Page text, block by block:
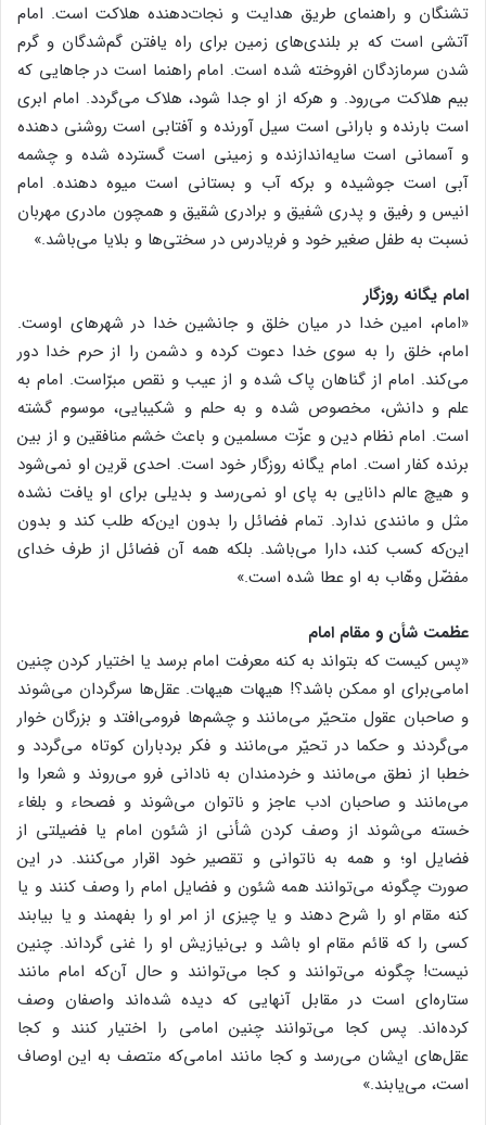
تشنگان و راهنمای طریق هدایت و نجات‌دهنده هلاکت است. امام
آتشی است که بر بلندی‌های زمین برای راه یافتن گم‌شدگان و گرم
شدن سرمازدگان افروخته شده است. امام راهنما است در جاهایی که
بیم هلاکت می‌رود. و هرکه از او جدا شود، هلاک می‌گردد. امام ابری
است بارنده و بارانی است سیل آورنده و آفتابی است روشنی دهنده
و آسمانی است سایه‌اندازنده و زمینی است گسترده شده و چشمه
آبی است جوشیده و برکه آب و بستانی است میوه دهنده. امام
انیس و رفیق و پدری شفیق و برادری شقیق و همچون مادری مهربان
نسبت به طفل صغیر خود و فریادرس در سختی‌ها و بلایا می‌باشد.»
امام یگانه روزگار
«امام، امین خدا در میان خلق و جانشین خدا در شهرهای اوست.
امام، خلق را به سوی خدا دعوت کرده و دشمن را از حرم خدا دور
می‌کند. امام از گناهان پاک شده و از عیب و نقص مبرّاست. امام به
علم و دانش، مخصوص شده و به حلم و شکیبایی، موسوم گشته
است. امام نظام دین و عزّت مسلمین و باعث خشم منافقین و از بین
برنده کفار است. امام یگانه روزگار خود است. احدی قرین او نمی‌شود
و هیچ عالم دانایی به پای او نمی‌رسد و بدیلی برای او یافت نشده
مثل و مانندی ندارد. تمام فضائل را بدون این‌که طلب کند و بدون
این‌که کسب کند، دارا می‌باشد. بلکه همه آن فضائل از طرف خدای
مفضّل وهّاب به او عطا شده است.»
عظمت شأن و مقام امام
«پس کیست که بتواند به کنه معرفت امام برسد یا اختیار کردن چنین
امامی‌برای او ممکن باشد؟! هیهات هیهات. عقل‌ها سرگردان می‌شوند
و صاحبان عقول متحیّر می‌مانند و چشم‌ها فرومی‌افتد و بزرگان خوار
می‌گردند و حکما در تحیّر می‌مانند و فکر بردباران کوتاه می‌گردد و
خطبا از نطق می‌مانند و خردمندان به نادانی فرو می‌روند و شعرا وا
می‌مانند و صاحبان ادب عاجز و ناتوان می‌شوند و فصحاء و بلغاء
خسته می‌شوند از وصف کردن شأنی از شئون امام یا فضیلتی از
فضایل او؛ و همه به ناتوانی و تقصیر خود اقرار می‌کنند. در این
صورت چگونه می‌توانند همه شئون و فضایل امام را وصف کنند و یا
کنه مقام او را شرح دهند و یا چیزی از امر او را بفهمند و یا بیابند
کسی را که قائم مقام او باشد و بی‌نیازیش او را غنی گرداند. چنین
نیست! چگونه می‌توانند و کجا می‌توانند و حال آن‌که امام مانند
ستاره‌ای است در مقابل آنهایی که دیده شده‌اند واصفان وصف
کرده‌اند. پس کجا می‌توانند چنین امامی را اختیار کنند و کجا
عقل‌های ایشان می‌رسد و کجا مانند امامی‌که متصف به این اوصاف
است، می‌یابند.»